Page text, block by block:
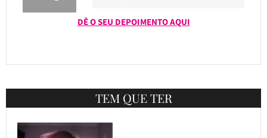
DÊ O SEU DEPOIMENTO AQUI
TEM QUE TER